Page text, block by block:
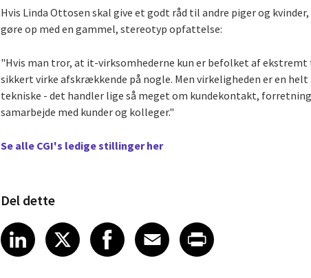
Hvis Linda Ottosen skal give et godt råd til andre piger og
gøre op med en gammel, stereotyp opfattelse:
"Hvis man tror, at it-virksomhederne kun er befolket af ekstremt
sikkert virke afskrækkende på nogle. Men virkeligheden er en
tekniske - det handler lige så meget om kundekontakt,
samarbejde med kunder og kolleger."
Se alle CGI's ledige stillinger her
Del dette
Share article on LinkedIn
LinkedIn
Share article on X
XShare article on
Facebook
Share article on
Email
Share article